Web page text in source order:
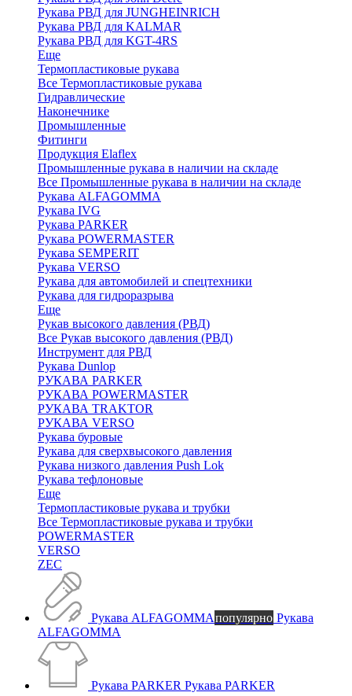
Рукава РВД для JUNGHEINRICH
Рукава РВД для KALMAR
Рукава РВД для KGT-4RS
Еще
Термопластиковые рукава
Все Термопластиковые рукава
Гидравлические
Наконечнике
Промышленные
Фитинги
Продукция Elaflex
Промышленные рукава в наличии на складе
Все Промышленные рукава в наличии на складе
Рукава ALFAGOMMA
Рукава IVG
Рукава PARKER
Рукава POWERMASTER
Рукава SEMPERIT
Рукава VERSO
Рукава для автомобилей и спецтехники
Рукава для гидроразрыва
Еще
Рукав высокого давления (РВД)
Все Рукав высокого давления (РВД)
Инструмент для РВД
Рукава Dunlop
РУКАВА PARKER
РУКАВА POWERMASTER
РУКАВА TRAKTOR
РУКАВА VERSO
Рукава буровые
Рукава для сверхвысокого давления
Рукава низкого давления Push Lok
Рукава тефлоновые
Еще
Термопластиковые рукава и трубки
Все Термопластиковые рукава и трубки
POWERMASTER
VERSO
ZEC
Рукава ALFAGOMMAпопулярно Рукава
ALFAGOMMA
Рукава PARKER Рукава PARKER